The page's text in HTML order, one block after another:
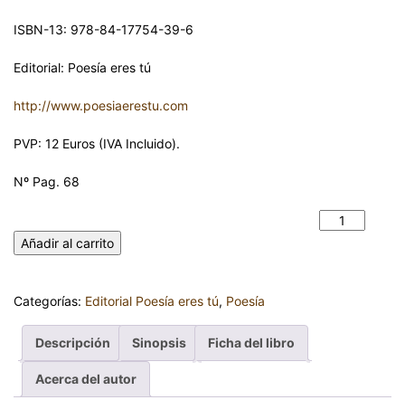
ISBN-13: 978-84-17754-39-6
Editorial: Poesía eres tú
http://www.poesiaerestu.com
PVP: 12 Euros (IVA Incluido).
Nº Pag. 68
Añadir al carrito
Categorías: Editorial Poesía eres tú, Poesía
Descripción Sinopsis Ficha del libro
Acerca del autor